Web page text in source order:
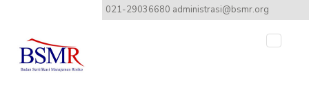
021-29036680 administrasi@bsmr.org